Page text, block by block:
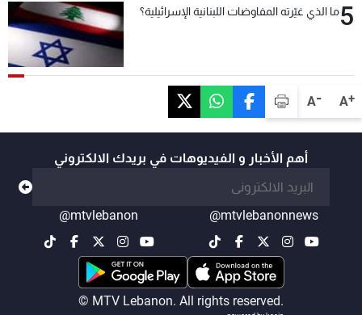
A+
A-
5ما الذي غيّرته المفاوضات اللبنانية الإسرائيلية؟
أهم الأخبار و الفيديوهات في بريدك الالكتروني
@mtvlebanonnews
@mtvlebanon
© MTV Lebanon. All rights reserved.